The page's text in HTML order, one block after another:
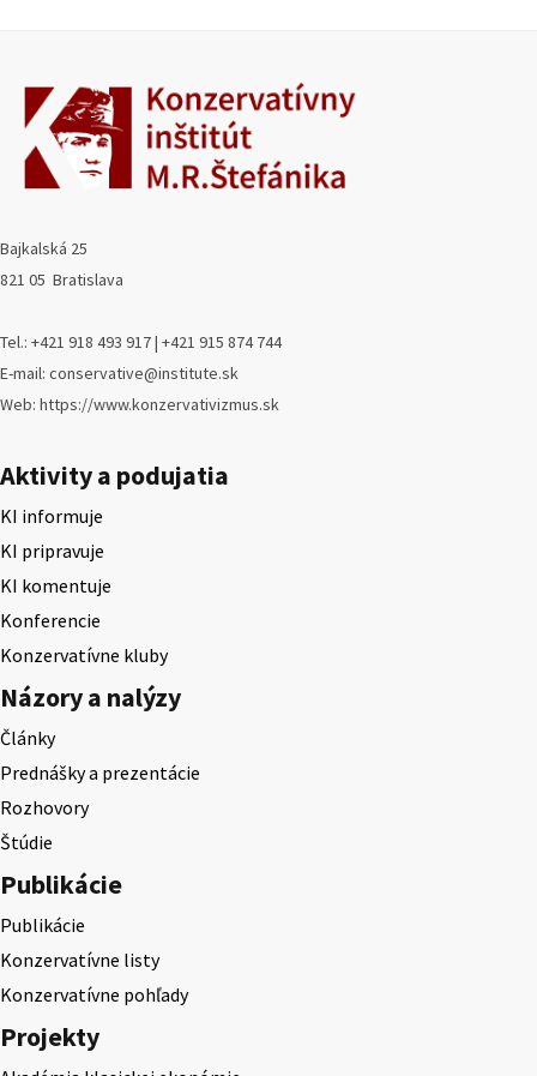
Bajkalská 25
821 05 Bratislava
Tel.: +421 918 493 917 | +421 915 874 744
E-mail: conservative@institute.sk
Web: https://www.konzervativizmus.sk
Aktivity a podujatia
KI informuje
KI pripravuje
KI komentuje
Konferencie
Konzervatívne kluby
Názory a nalýzy
Články
Prednášky a prezentácie
Rozhovory
Štúdie
Publikácie
Publikácie
Konzervatívne listy
Konzervatívne pohľady
Projekty